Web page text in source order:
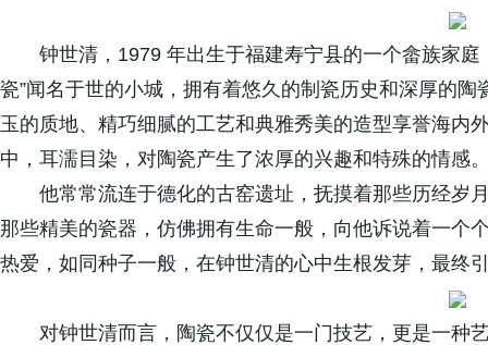
钟世清，1979 年出生于福建寿宁县的一个畲族家
瓷”闻名于世的小城，拥有着悠久的制瓷历史和深厚的
玉的质地、精巧细腻的工艺和典雅秀美的造型享誉海内
中，耳濡目染，对陶瓷产生了浓厚的兴趣和特殊的情感
他常常流连于德化的古窑遗址，抚摸着那些历经岁
那些精美的瓷器，仿佛拥有生命一般，向他诉说着一个
热爱，如同种子一般，在钟世清的心中生根发芽，最终
对钟世清而言，陶瓷不仅仅是一门技艺，更是一种